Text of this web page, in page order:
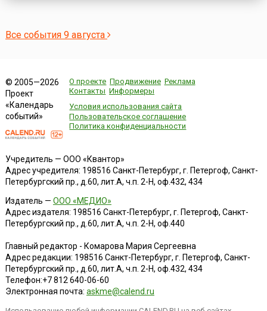
Все события 9 августа
© 2005—2026
Проект
«Календарь
событий»
О проекте Продвижение Реклама
Контакты Информеры
Условия использования сайта
Пользовательское соглашение
Политика конфиденциальности
Учредитель — ООО «Квантор»
Адрес учредителя: 198516 Санкт-Петербург, г. Петергоф, Санкт-
Петербургский пр., д.60, лит.А, ч.п. 2-Н, оф.432, 434
Издатель — ООО «МЕДИО»
Адрес издателя: 198516 Санкт-Петербург, г. Петергоф, Санкт-
Петербургский пр., д.60, лит.А, ч.п. 2-Н, оф.440
Главный редактор - Комарова Мария Сергеевна
Адрес редакции: 198516 Санкт-Петербург, г. Петергоф, Санкт-
Петербургский пр., д.60, лит.А, ч.п. 2-Н, оф.432, 434
Телефон:+7 812 640-06-60
Электронная почта: askme@calend.ru